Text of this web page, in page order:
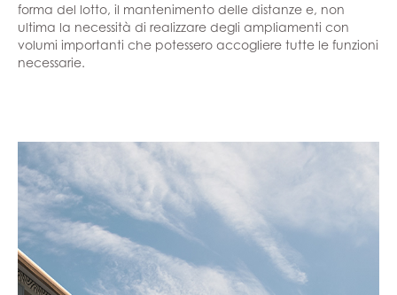
forma del lotto, il mantenimento delle distanze e, non
ultima la necessità di realizzare degli ampliamenti con
volumi importanti che potessero accogliere tutte le funzioni
necessarie.